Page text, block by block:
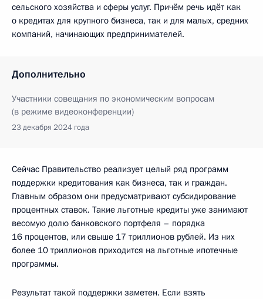
сельского хозяйства и сферы услуг. Причём речь идёт как
о кредитах для крупного бизнеса, так и для малых, средних
компаний, начинающих предпринимателей.
Дополнительно
Участники совещания по экономическим вопросам
(в режиме видеоконференции)
23 декабря 2024 года
Сейчас Правительство реализует целый ряд программ
поддержки кредитования как бизнеса, так и граждан.
Главным образом они предусматривают субсидирование
процентных ставок. Такие льготные кредиты уже занимают
весомую долю банковского портфеля – порядка
16 процентов, или свыше 17 триллионов рублей. Из них
более 10 триллионов приходится на льготные ипотечные
программы.
Результат такой поддержки заметен. Если взять